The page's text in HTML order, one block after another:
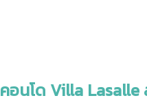
คอนโด Villa Lasalle